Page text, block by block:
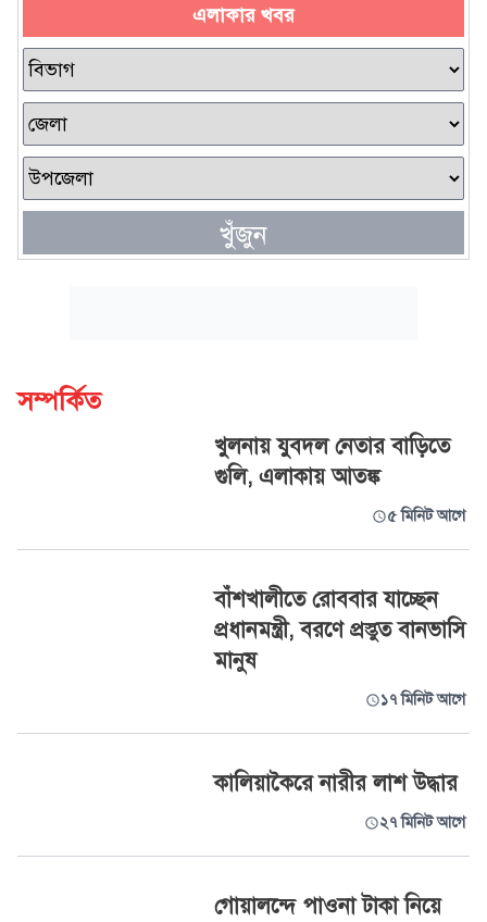
এলাকার খবর
খুঁজুন
সম্পর্কিত
খুলনায় যুবদল নেতার বাড়িতে
গুলি, এলাকায় আতঙ্ক
৫ মিনিট আগে
বাঁশখালীতে রোববার যাচ্ছেন
প্রধানমন্ত্রী, বরণে প্রস্তুত বানভাসি
মানুষ
১৭ মিনিট আগে
কালিয়াকৈরে নারীর লাশ উদ্ধার
২৭ মিনিট আগে
গোয়ালন্দে পাওনা টাকা নিয়ে